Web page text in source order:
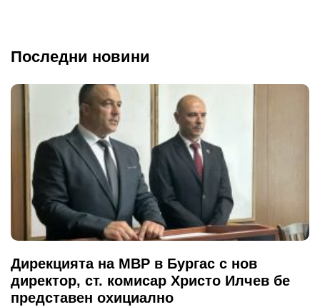
Последни новини
Дирекцията на МВР в Бургас с нов
директор, ст. комисар Христо Илчев бе
представен охициално